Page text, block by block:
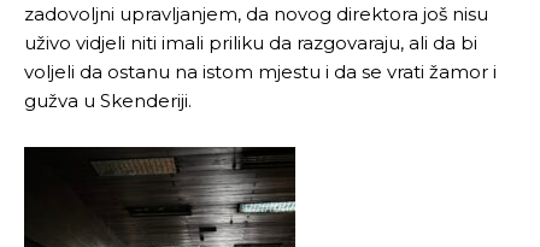
zadovoljni upravljanjem, da novog direktora još nisu
uživo vidjeli niti imali priliku da razgovaraju, ali da bi
voljeli da ostanu na istom mjestu i da se vrati žamor i
gužva u Skenderiji.